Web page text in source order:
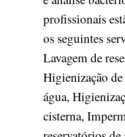
profissionais
os seguintes
Lavagem de
Higienização
água,
cisterna,